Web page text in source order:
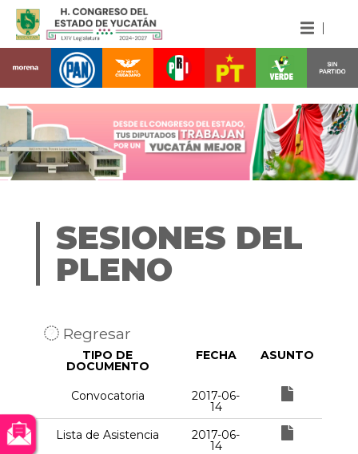
SESIONES DEL
PLENO
Regresar
TIPO DE
DOCUMENTO
FECHA ASUNTO
Convocatoria 2017-06-
14
Lista de Asistencia
2017-06-
14